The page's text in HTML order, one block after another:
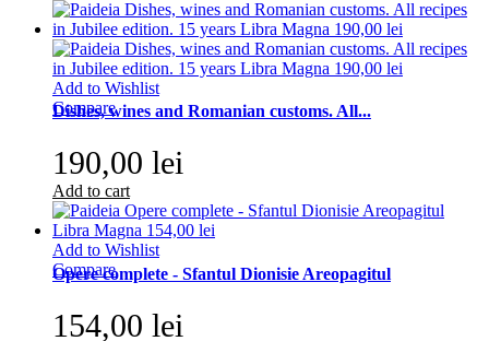
Add to Wishlist
Compare
Dishes, wines and Romanian customs. All...
190,00 lei
Add to cart
Add to Wishlist
Compare
Opere complete - Sfantul Dionisie Areopagitul
154,00 lei